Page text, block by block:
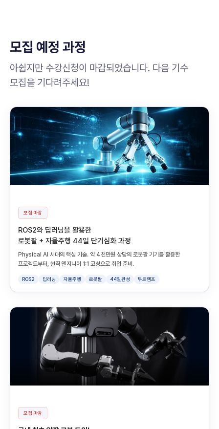
모집 예정 과정
아쉽지만 수강신청이 마감되었습니다. 다음 기수
모집을 기다려주세요!
모집 마감
ROS2와 딥러닝을 활용한
로봇팔 + 자율주행 44일 단기심화 과정
Physical AI 시대의 핵심 기술. 약 4천만원 상당의 로봇팔 기기를 활용한
프로젝트부터, 현직 엔지니어 1:1 코칭으로 취업 준비.
ROS2 딥러닝 자율주행 로봇팔 44일완성 부트캠프
모집 마감